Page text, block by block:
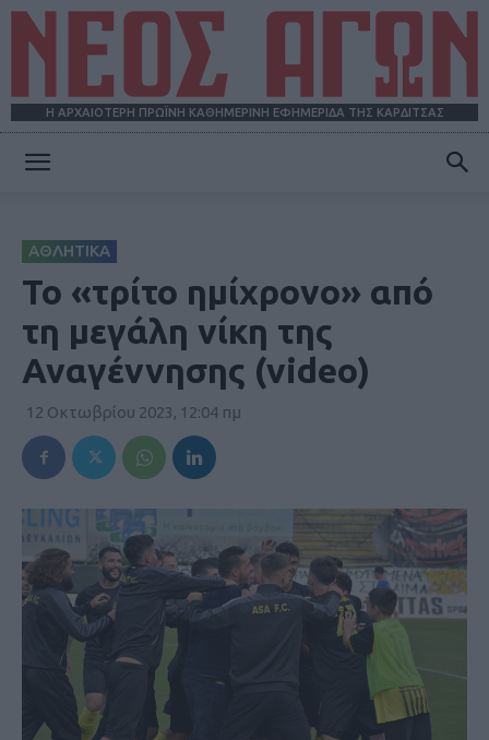
Η ΑΡΧΑΙΟΤΕΡΗ ΠΡΩΪΝΗ ΚΑΘΗΜΕΡΙΝΗ ΕΦΗΜΕΡΙΔΑ ΤΗΣ ΚΑΡΔΙΤΣΑΣ
ΑΘΛΗΤΙΚΑ
Το «τρίτο ημίχρονο» από
τη μεγάλη νίκη της
Αναγέννησης (video)
12 Οκτωβρίου 2023, 12:04 πμ